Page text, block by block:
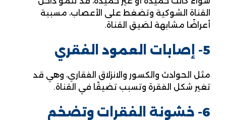
القناة الشوكية وتضغط على الأعصاب، مسببة
أعراضًا مشابهة لضيق القناة.
5- إصابات العمود الفقري
مثل الحوادث والكسور والانزلاق الفقاري، وهي قد
تغير شكل الفقرة وتسبب تضيقًا في القناة.
6- خشونة الفقرات وتضخم